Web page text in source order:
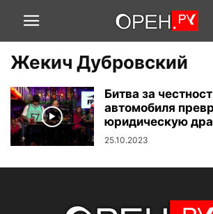
Жекич Дубровский
Битва за
автомобиля
юридическую
25.10.2023